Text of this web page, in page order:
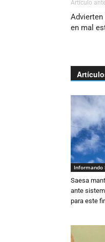
Artículo
en mal
Informando
Saesa
ante
para este